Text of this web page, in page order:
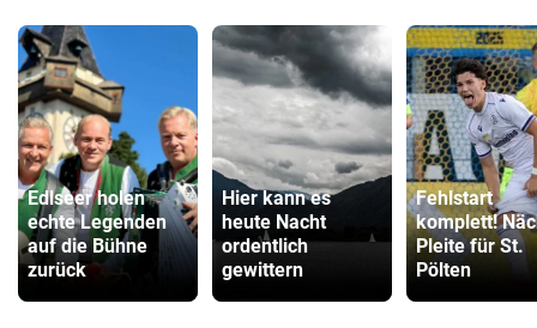
Edlseer holen
echte Legenden
auf die Bühne
zurück
Hier kann es
heute Nacht
ordentlich
gewittern
Fehlstart
komplett!
Pleite für St.
Pölten